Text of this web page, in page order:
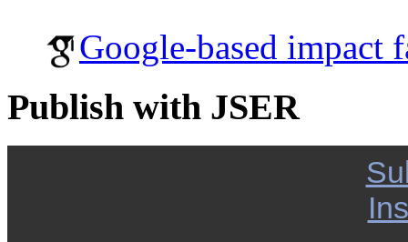
Google-based impact
Publish with JSER